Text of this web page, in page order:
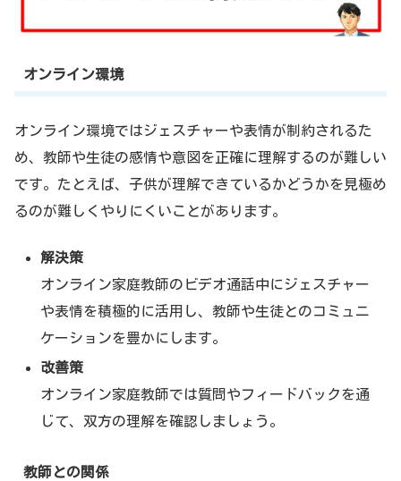
オンライン環境
オンライン環境ではジェスチャーや表情が制約されるた
め、教師や生徒の感情や意図を正確に理解するのが難しい
です。たとえば、子供が理解できているかどうかを見極め
るのが難しくやりにくいことがあります。
解決策
オンライン家庭教師のビデオ通話中にジェスチャー
や表情を積極的に活用し、教師や生徒とのコミュニ
ケーションを豊かにします。
改善策
オンライン家庭教師では質問やフィードバックを通
じて、双方の理解を確認しましょう。
教師との関係